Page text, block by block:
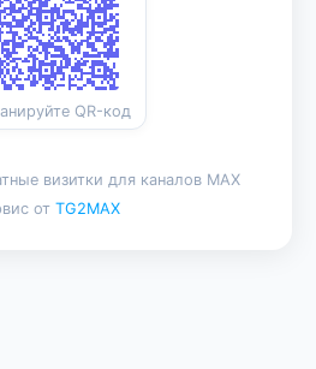
QR-код
визитки для каналов MAX
от TG2MAX